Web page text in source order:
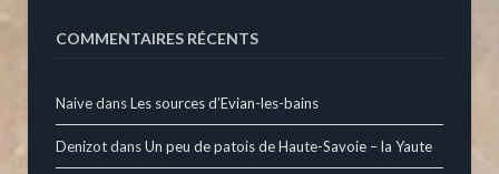
COMMENTAIRES RÉCENTS
NaivedansLes sources d’Evian-les-bains
DenizotdansUn peu de patois de Haute-Savoie – la Yaute